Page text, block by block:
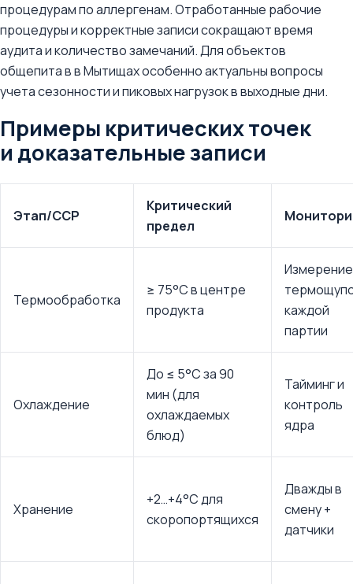
процедурам по аллергенам. Отработанные рабочие
процедуры и корректные записи сокращают время
аудита и количество замечаний. Для объектов
общепита в в Мытищах особенно актуальны вопросы
учета сезонности и пиковых нагрузок в выходные дни.
Примеры критических точек
и доказательные записи
Этап/CCP
Критический
предел
Термообработка
≥ 75°C в центре
продукта
Измерение
каждой
партии
Охлаждение
До ≤ 5°C за 90
мин (для
охлаждаемых
блюд)
Тайминг и
контроль
ядра
Хранение
+2…+4°C для
скоропортящихся
Дважды в
смену +
датчики